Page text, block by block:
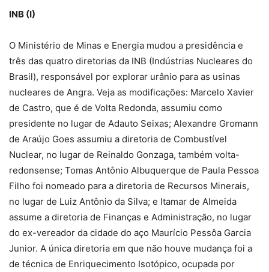
INB (I)
O Ministério de Minas e Energia mudou a presidência e
três das quatro diretorias da INB (Indústrias Nucleares do
Brasil), responsável por explorar urânio para as usinas
nucleares de Angra. Veja as modificações: Marcelo Xavier
de Castro, que é de Volta Redonda, assumiu como
presidente no lugar de Adauto Seixas; Alexandre Gromann
de Araújo Goes assumiu a diretoria de Combustível
Nuclear, no lugar de Reinaldo Gonzaga, também volta-
redonsense; Tomas Antônio Albuquerque de Paula Pessoa
Filho foi nomeado para a diretoria de Recursos Minerais,
no lugar de Luiz Antônio da Silva; e Itamar de Almeida
assume a diretoria de Finanças e Administração, no lugar
do ex-vereador da cidade do aço Maurício Pessôa Garcia
Junior. A única diretoria em que não houve mudança foi a
de técnica de Enriquecimento Isotópico, ocupada por